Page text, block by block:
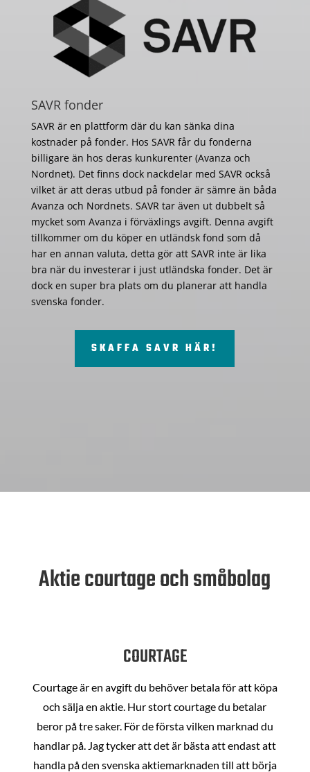
SAVR fonder
SAVR är en plattform där du kan sänka dina
kostnader på fonder. Hos SAVR får du fonderna
billigare än hos deras kunkurenter (Avanza och
Nordnet). Det finns dock nackdelar med SAVR också
vilket är att deras utbud på fonder är sämre än båda
Avanza och Nordnets. SAVR tar även ut dubbelt så
mycket som Avanza i förväxlings avgift. Denna avgift
tillkommer om du köper en utländsk fond som då
har en annan valuta, detta gör att SAVR inte är lika
bra när du investerar i just utländska fonder. Det är
dock en super bra plats om du planerar att handla
svenska fonder.
SKAFFA SAVR HÄR!
Aktie courtage och småbolag
COURTAGE
Courtage är en avgift du behöver betala för att köpa
och sälja en aktie. Hur stort courtage du betalar
beror på tre saker. För de första vilken marknad du
handlar på. Jag tycker att det är bästa att endast att
handla på den svenska aktiemarknaden till att börja